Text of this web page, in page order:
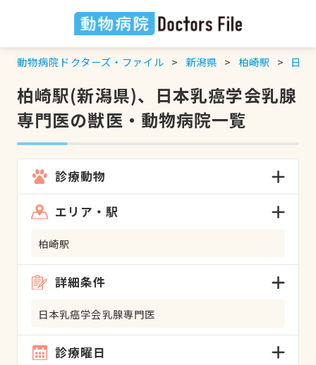
動物病院ドクターズ・ファイル 新潟県 柏崎駅 日本
柏崎駅(新潟県)、日本乳癌学会乳腺
専門医の獣医・動物病院一覧
診療動物
エリア・駅
柏崎駅
詳細条件
日本乳癌学会乳腺専門医
診療曜日